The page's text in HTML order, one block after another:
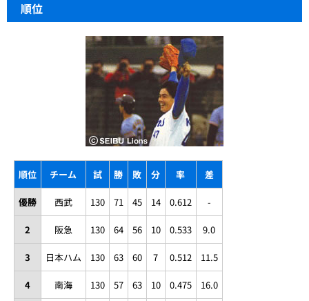
順位
順位 チーム 試 勝 敗 分 率 差
優勝 西武 130 71 45 14 0.612 -
2 阪急 130 64 56 10 0.533 9.0
3 日本ハム 130 63 60 7 0.512 11.5
4 南海 130 57 63 10 0.475 16.0